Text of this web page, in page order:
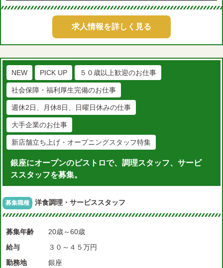
求人情報を詳しく見る
NEW PICK UP ５０歳以上歓迎のお仕事
社会保障・福利厚生完備のお仕事
週休2日、月休8日、日曜日休みの仕事
大手企業のお仕事
新店舗立ち上げ・オープニングスタッフ特集
銀座にオープンのビストロで、調理スタッフ、サービ
ススタッフを募集。
募集職種 洋食調理・サービススタッフ
募集年齢
20歳～60歳
給与
３０～４５万円
勤務地
銀座